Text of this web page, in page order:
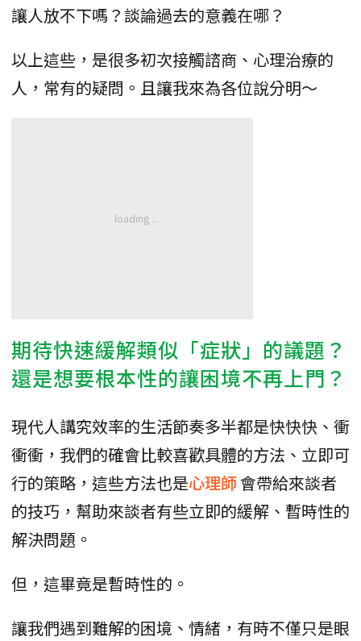
讓人放不下嗎？談論過去的意義在哪？
以上這些，是很多初次接觸諮商、心理治療的
人，常有的疑問。且讓我來為各位說分明～
期待快速緩解類似「症狀」的議題？
還是想要根本性的讓困境不再上門？
現代人講究效率的生活節奏多半都是快快快、衝
衝衝，我們的確會比較喜歡具體的方法、立即可
行的策略，這些方法也是心理師會帶給來談者
的技巧，幫助來談者有些立即的緩解、暫時性的
解決問題。
但，這畢竟是暫時性的。
讓我們遇到難解的困境、情緒，有時不僅只是眼